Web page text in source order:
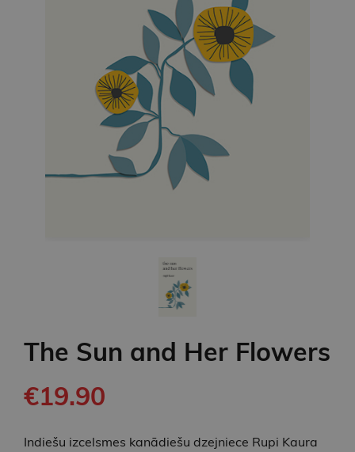
The Sun and Her Flowers
€19.90
Indiešu izcelsmes kanādiešu dzejniece Rupi Kaura